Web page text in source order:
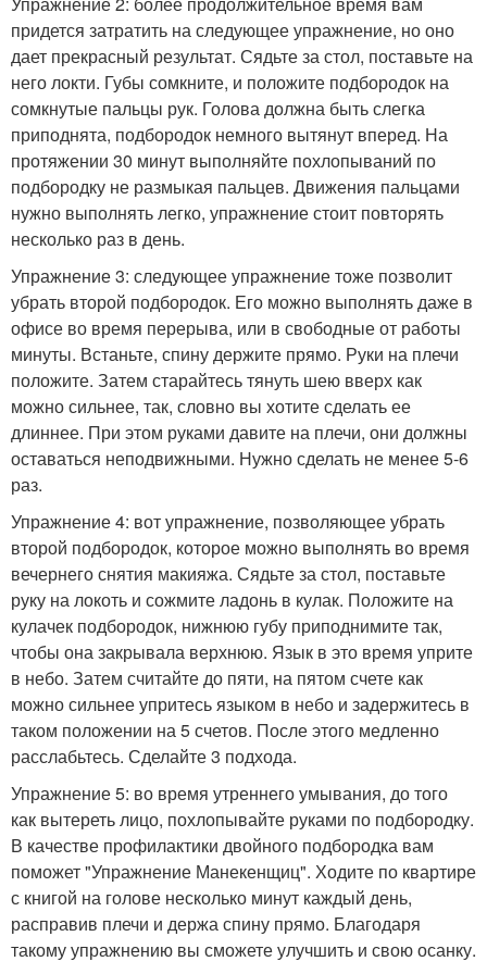
придется затратить на следующее упражнение, но оно
дает прекрасный результат. Сядьте за стол, поставьте на
него локти. Губы сомкните, и положите подбородок на
сомкнутые пальцы рук. Голова должна быть слегка
приподнята, подбородок немного вытянут вперед. На
протяжении 30 минут выполняйте похлопываний по
подбородку не размыкая пальцев. Движения пальцами
нужно выполнять легко, упражнение стоит повторять
несколько раз в день.
Упражнение 3: следующее упражнение тоже позволит
убрать второй подбородок. Его можно выполнять даже в
офисе во время перерыва, или в свободные от работы
минуты. Встаньте, спину держите прямо. Руки на плечи
положите. Затем старайтесь тянуть шею вверх как
можно сильнее, так, словно вы хотите сделать ее
длиннее. При этом руками давите на плечи, они должны
оставаться неподвижными. Нужно сделать не менее 5-6
раз.
Упражнение 4: вот упражнение, позволяющее убрать
второй подбородок, которое можно выполнять во время
вечернего снятия макияжа. Сядьте за стол, поставьте
руку на локоть и сожмите ладонь в кулак. Положите на
кулачек подбородок, нижнюю губу приподнимите так,
чтобы она закрывала верхнюю. Язык в это время уприте
в небо. Затем считайте до пяти, на пятом счете как
можно сильнее упритесь языком в небо и задержитесь в
таком положении на 5 счетов. После этого медленно
расслабьтесь. Сделайте 3 подхода.
Упражнение 5: во время утреннего умывания, до того
как вытереть лицо, похлопывайте руками по подбородку.
В качестве профилактики двойного подбородка вам
поможет "Упражнение Манекенщиц". Ходите по квартире
с книгой на голове несколько минут каждый день,
расправив плечи и держа спину прямо. Благодаря
такому упражнению вы сможете улучшить и свою осанку.